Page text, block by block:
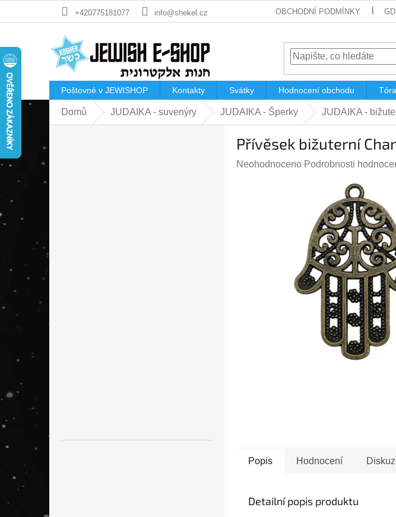
+420775181077 info@shekel.cz OBCHODNÍ PODMÍNKY
Poštovné v JEWISHOP Kontakty Svátky Hodnocení obchodu
Domů JUDAIKA - suvenýry JUDAIKA - Šperky JUDAIKA -
Přívěsek bižuterní
Průměrné
Neohodnoceno Podrobnosti
Popis Hodnocení
Detailní popis produktu